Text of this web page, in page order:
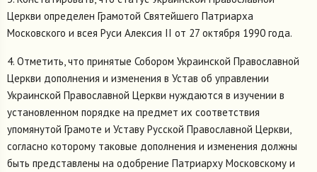
Церкви определен Грамотой Святейшего Патриарха
Московского и всея Руси Алексия II от 27 октября 1990 года.
4. Отметить, что принятые Собором Украинской Православной
Церкви дополнения и изменения в Устав об управлении
Украинской Православной Церкви нуждаются в изучении в
установленном порядке на предмет их соответствия
упомянутой Грамоте и Уставу Русской Православной Церкви,
согласно которому таковые дополнения и изменения должны
быть представлены на одобрение Патриарху Московскому и